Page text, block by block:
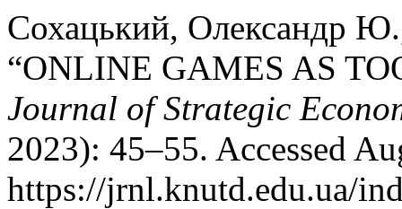
Сохацький, Олександр
“ONLINE GAMES AS
Journal of Strategic
2023): 45–55. Accessed
https://jrnl.knutd.edu.ua/